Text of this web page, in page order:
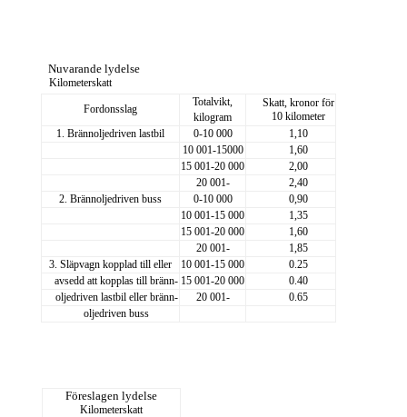
Nuvarande lydelse
Kilometerskatt
Fordonsslag
Totalvikt,
kilogram
Skatt, kronor för
10 kilometer
1. Brännoljedriven lastbil
0-10 000
1,10
10 001-15000
1,60
15 001-20 000
2,00
20 001-
2,40
2. Brännoljedriven buss
0-10 000
0,90
10 001-15 000
1,35
15 001-20 000
1,60
20 001-
1,85
3. Släpvagn kopplad till eller
10 001-15 000
0.25
avsedd att kopplas till bränn- 15 001-20 000
0.40
oljedriven lastbil eller bränn-
20 001-
0.65
oljedriven buss
Föreslagen lydelse
Kilometerskatt